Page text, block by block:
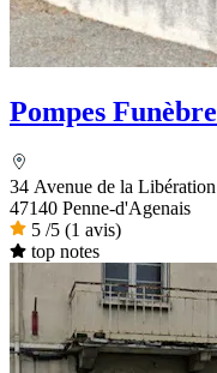
Pompes
34 Avenue de la Libération
47140 Penne-d'Agenais
5 /5 (1 avis)
top notes